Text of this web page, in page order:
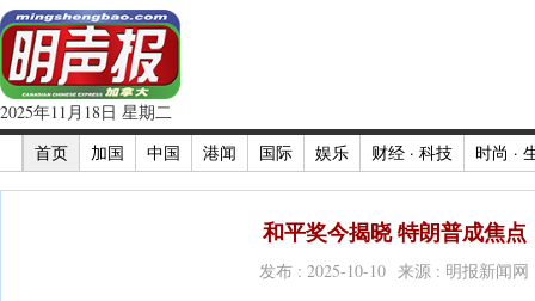
2025年11月18日 星期二
首页
加国 中国 港闻 国际 娱乐 财经 · 科技 时尚 ·
和平奖今揭晓 特朗普成焦点
发布 : 2025-10-10 来源 : 明报新闻网